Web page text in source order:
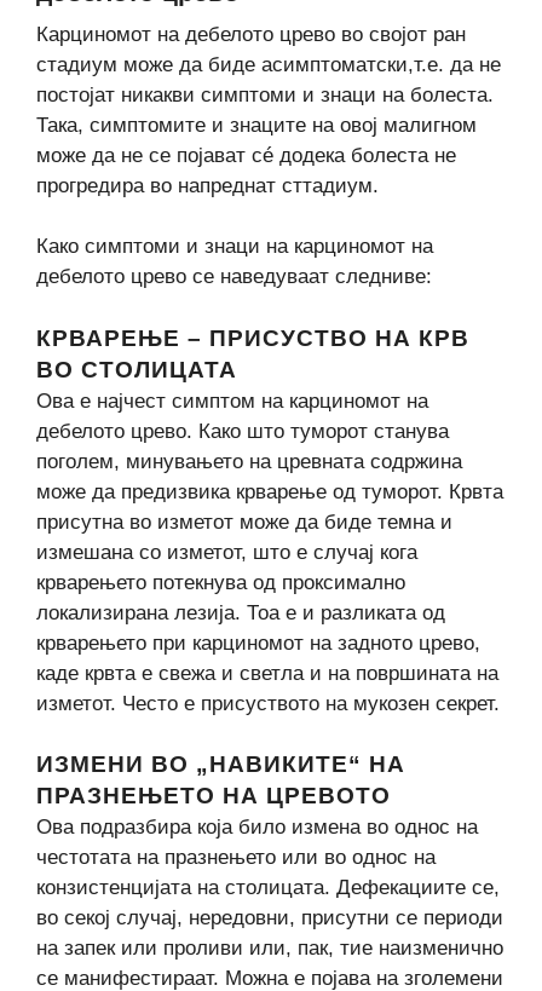
Карциномот на дебелото црево во својот ран
стадиум може да биде асимптоматски,т.е. да не
постојат никакви симптоми и знаци на болеста.
Така, симптомите и знаците на овој малигном
може да не се појават сé додека болеста не
прогредира во напреднат сттадиум.
Како симптоми и знаци на карциномот на
дебелото црево се наведуваат следниве:
КРВАРЕЊЕ – ПРИСУСТВО НА КРВ
ВО СТОЛИЦАТА
Ова е најчест симптом на карциномот на
дебелото црево. Како што туморот станува
поголем, минувањето на цревната содржина
може да предизвика крварење од туморот. Крвта
присутна во изметот може да биде темна и
измешана со изметот, што е случај кога
крварењето потекнува од проксимално
локализирана лезија. Тоа е и разликата од
крварењето при карциномот на задното црево,
каде крвта е свежа и светла и на површината на
изметот. Често е присуството на мукозен секрет.
ИЗМЕНИ ВО „НАВИКИТЕ“ НА
ПРАЗНЕЊЕТО НА ЦРЕВОТО
Ова подразбира која било измена во однос на
честотата на празнењето или во однос на
конзистенцијата на столицата. Дефекациите се,
во секој случај, нередовни, присутни се периоди
на запек или проливи или, пак, тие наизменично
се манифестираат. Можна е појава на зголемени